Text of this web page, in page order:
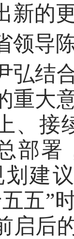
新的
导陈
结合
重大
、接
部署
划建
五”
启后